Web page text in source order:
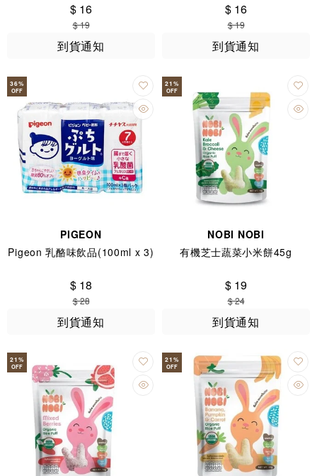
$ 16
$ 19
到貨通知
$ 16
$ 19
到貨通知
36%
OFF
PIGEON
Pigeon 乳酪味飲品(100ml x 3)
$ 18
$ 28
到貨通知
21%
OFF
NOBI NOBI
有機芝士蔬菜小米餅45g
$ 19
$ 24
到貨通知
21%
OFF
21%
OFF